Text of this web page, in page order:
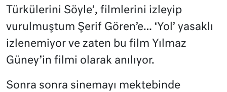
Türkülerini Söyle’, filmlerini izleyip
vurulmuştum Şerif Gören’e… ‘Yol’ yasaklı
izlenemiyor ve zaten bu film Yılmaz
Güney’in filmi olarak anılıyor.
Sonra sonra sinemayı mektebinde